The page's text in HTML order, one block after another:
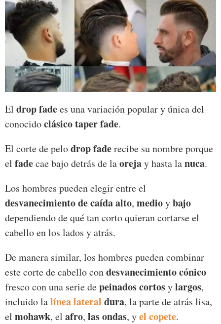
El drop fadees una variación popular y única del
conocidoclásico taper fade.
El corte de pelodrop faderecibe su nombre porque
el fadecae bajo detrás de laorejay hasta lanuca.
Los hombres pueden elegir entre el
desvanecimiento de caída alto, medioybajo
dependiendo de qué tan corto quieran cortarse el
cabello en los lados y atrás.
De manera similar, los hombres pueden combinar
este corte de cabello condesvanecimiento cónico
fresco con una serie depeinados cortosylargos,
incluido lalínea lateral dura, la parte de atrás lisa,
el mohawk, el afro, las ondas, yel copete.